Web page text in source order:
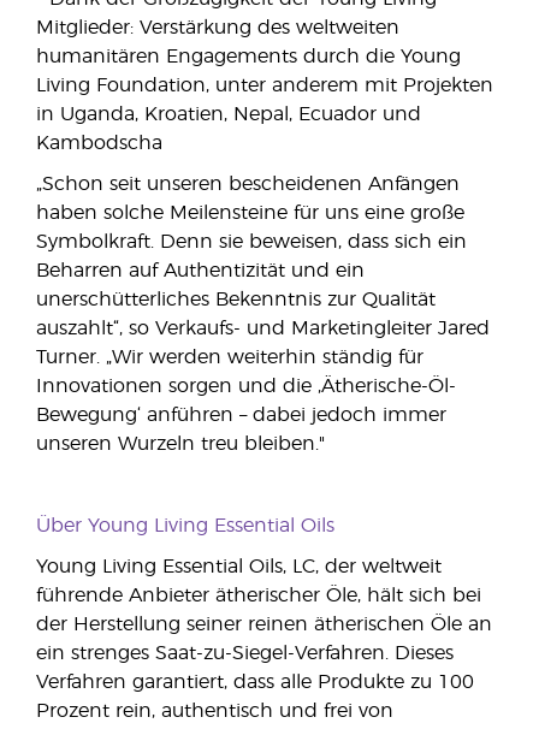
Mitglieder: Verstärkung des weltweiten
humanitären Engagements durch die Young
Living Foundation, unter anderem mit Projekten
in Uganda, Kroatien, Nepal, Ecuador und
Kambodscha
„Schon seit unseren bescheidenen Anfängen
haben solche Meilensteine für uns eine große
Symbolkraft. Denn sie beweisen, dass sich ein
Beharren auf Authentizität und ein
unerschütterliches Bekenntnis zur Qualität
auszahlt“, so Verkaufs- und Marketingleiter Jared
Turner. „Wir werden weiterhin ständig für
Innovationen sorgen und die ‚Ätherische-Öl-
Bewegung‘ anführen – dabei jedoch immer
unseren Wurzeln treu bleiben."
Über Young Living Essential Oils
Young Living Essential Oils, LC, der weltweit
führende Anbieter ätherischer Öle, hält sich bei
der Herstellung seiner reinen ätherischen Öle an
ein strenges Saat-zu-Siegel-Verfahren. Dieses
Verfahren garantiert, dass alle Produkte zu 100
Prozent rein, authentisch und frei von